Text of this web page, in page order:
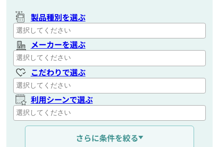
製品種別を選ぶ
メーカーを選ぶ
こだわりで選ぶ
利用シーンで選ぶ
通信距離を選ぶ
さらに条件を絞る